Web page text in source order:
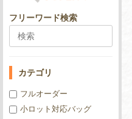
フリーワード検索
カテゴリ
フルオーダー
小ロット対応バッグ